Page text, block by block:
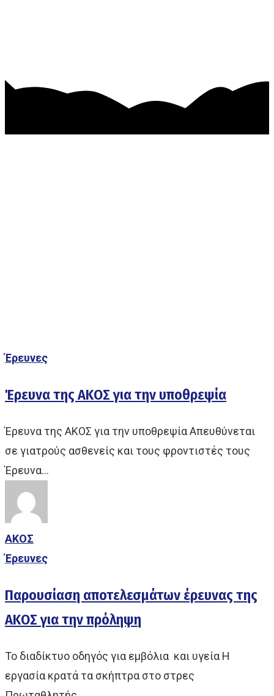
Έρευνες
Έρευνα της ΑΚΟΣ για την υποθρεψία
Έρευνα της ΑΚΟΣ για την υποθρεψία Απευθύνεται
σε γιατρούς ασθενείς και τους φροντιστές τους
Έρευνα…
ΑΚΟΣ
Έρευνες
Παρουσίαση αποτελεσμάτων έρευνας της
ΑΚΟΣ για την πρόληψη
Το διαδίκτυο οδηγός για εμβόλια και υγεία Η
εργασία κρατά τα σκήπτρα στο στρες